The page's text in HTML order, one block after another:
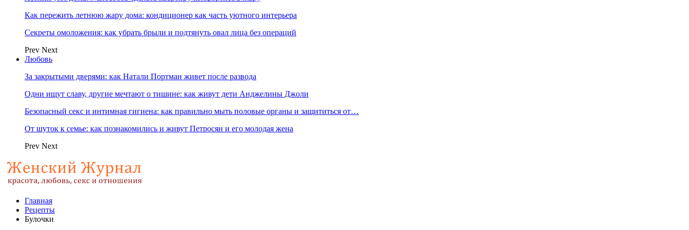
Как пережить летнюю жару дома: кондиционер как часть уютного интерьера
Секреты омоложения: как убрать брыли и подтянуть овал лица без операций
Prev Next
Любовь
За закрытыми дверями: как Натали Портман живет после развода
Одни ищут славу, другие мечтают о тишине: как живут дети Анджелины Джоли
Безопасный секс и интимная гигиена: как правильно мыть половые органы и защититься от…
От шуток к семье: как познакомились и живут Петросян и его молодая жена
Prev Next
Главная
Рецепты
Булочки